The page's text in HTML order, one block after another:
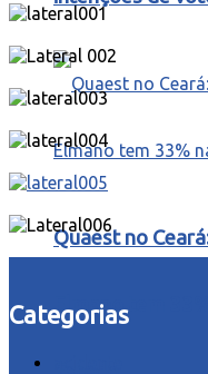
Quaest no
Elmano tem
Categorias